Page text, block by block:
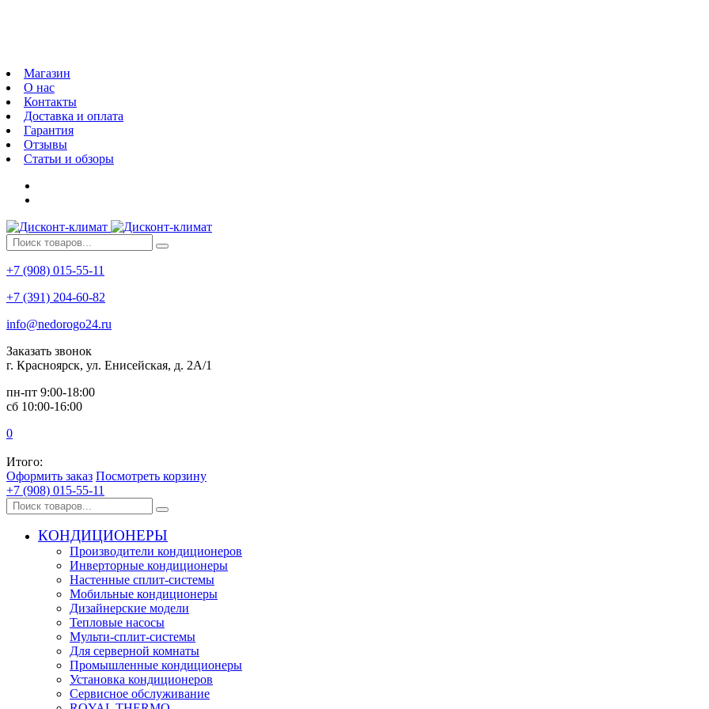
Магазин
О нас
Контакты
Доставка и оплата
Гарантия
Отзывы
Статьи и обзоры
+7 (908) 015-55-11
+7 (391) 204-60-82
info@nedorogo24.ru
Заказать звонок
г. Красноярск, ул. Енисейская, д. 2А/1
пн-пт 9:00-18:00
сб 10:00-16:00
0
Итого:
Оформить заказ Посмотреть корзину
+7 (908) 015-55-11
КОНДИЦИОНЕРЫ
Производители кондиционеров
Инверторные кондиционеры
Настенные сплит-системы
Мобильные кондиционеры
Дизайнерские модели
Тепловые насосы
Мульти-сплит-системы
Для серверной комнаты
Промышленные кондиционеры
Установка кондиционеров
Сервисное обслуживание